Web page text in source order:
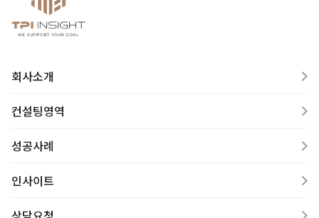
회사소개
컨설팅영역
성공사례
인사이트